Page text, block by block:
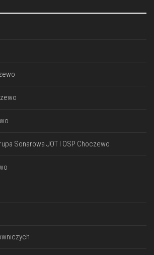
Sonarowa JOT I OSP Choczewo